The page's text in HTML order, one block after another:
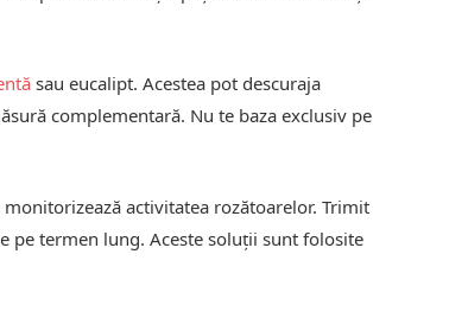
sau eucalipt. Acestea pot descuraja
complementară. Nu te baza exclusiv pe
activitatea rozătoarelor. Trimit
pe termen lung. Aceste soluții sunt folosite